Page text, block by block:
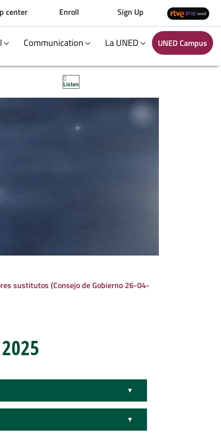
center Enroll Sign Up
Communication La UNED UNED Campus
Listen
sustitutos (Consejo de Gobierno 26-04-